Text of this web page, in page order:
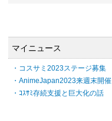
マイニュース
・コスサミ2023ステージ募集
・AnimeJapan2023来週末開催
・ｺｽｻﾐ存続支援と巨大化の話